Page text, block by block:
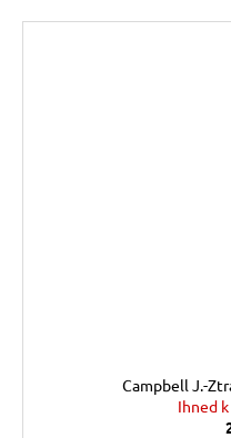
Campbell J.-
Ihned